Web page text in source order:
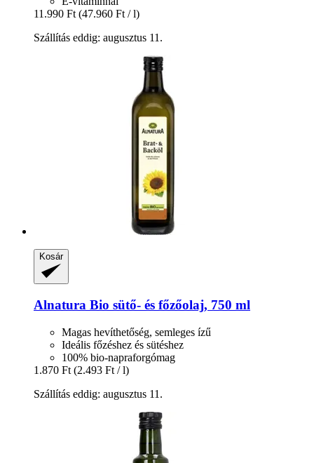
11.990 Ft (47.960 Ft / l)
Szállítás eddig: augusztus 11.
Kosár
Alnatura Bio sütő-​ és főzőolaj, 750 ml
Magas hevíthetőség, semleges ízű
Ideális főzéshez és sütéshez
100% bio-napraforgómag
1.870 Ft (2.493 Ft / l)
Szállítás eddig: augusztus 11.